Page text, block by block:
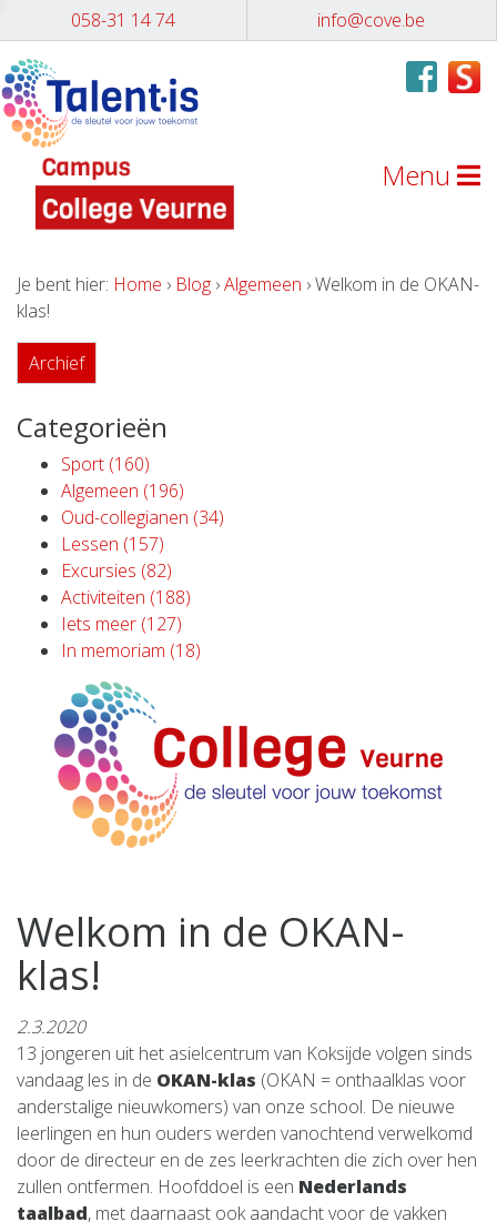
058-31 14 74 info@cove.be
Menu
Je bent hier: Home › Blog ›Algemeen › Welkom in de OKAN-
klas!
Archief
Categorieën
Sport (160)
Algemeen (196)
Oud-collegianen (34)
Lessen (157)
Excursies (82)
Activiteiten (188)
Iets meer (127)
In memoriam (18)
Welkom in de OKAN-
klas!
2.3.2020
13 jongeren uit het asielcentrum van Koksijde volgen sinds
vandaag les in de OKAN-klas (OKAN = onthaalklas voor
anderstalige nieuwkomers) van onze school. De nieuwe
leerlingen en hun ouders werden vanochtend verwelkomd
door de directeur en de zes leerkrachten die zich over hen
zullen ontfermen. Hoofddoel is een Nederlands
taalbad, met daarnaast ook aandacht voor de vakken